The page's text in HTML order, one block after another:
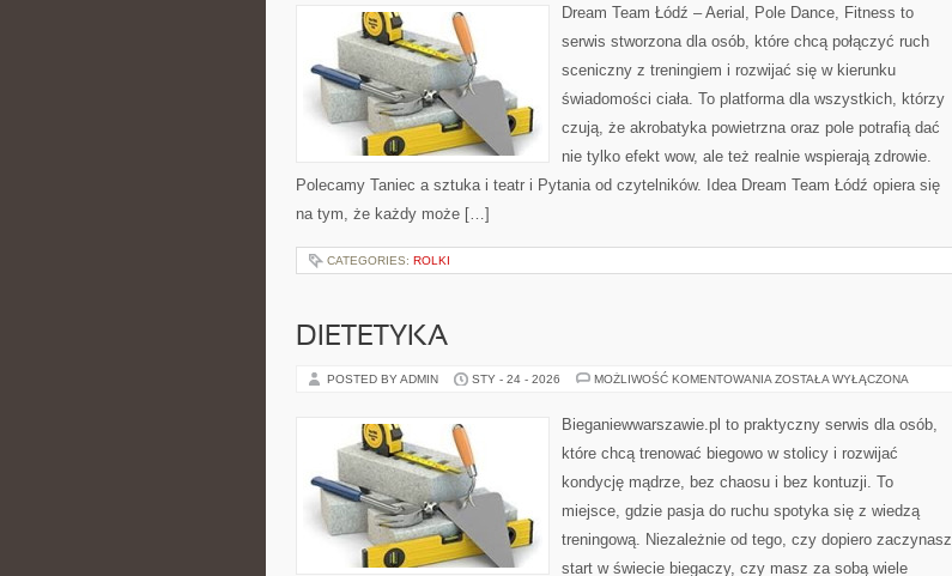
Dream Team Łódź – Aerial, Pole Dance, Fitness to
serwis stworzona dla osób, które chcą połączyć ruch
sceniczny z treningiem i rozwijać się w kierunku
świadomości ciała. To platforma dla wszystkich, którzy
czują, że akrobatyka powietrzna oraz pole potrafią dać
nie tylko efekt wow, ale też realnie wspierają zdrowie.
Polecamy Taniec a sztuka i teatr i Pytania od czytelników. Idea Dream Team Łódź opiera się
na tym, że każdy może […]
CATEGORIES: ROLKI
DIETETYKA
POSTED BY ADMIN STY - 24 - 2026 MOŻLIWOŚĆ KOMENTOWANIA DIETETYKA
ZOSTAŁA WYŁĄCZONA
Bieganiewwarszawie.pl to praktyczny serwis dla osób,
które chcą trenować biegowo w stolicy i rozwijać
kondycję mądrze, bez chaosu i bez kontuzji. To
miejsce, gdzie pasja do ruchu spotyka się z wiedzą
treningową. Niezależnie od tego, czy dopiero zaczynasz
start w świecie biegaczy, czy masz za sobą wiele